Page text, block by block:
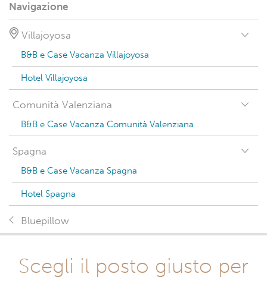
Navigazione
Villajoyosa
B&B e Case Vacanza Villajoyosa
Hotel Villajoyosa
Comunità Valenziana
B&B e Case Vacanza Comunità Valenziana
Spagna
B&B e Case Vacanza Spagna
Hotel Spagna
Bluepillow
Scegli il posto giusto per